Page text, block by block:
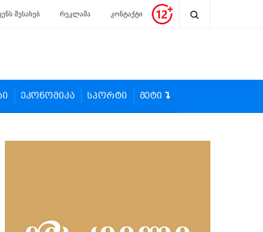
შესახებ რეკლამა კონტაქტი
ეკონომიკა სპორტი მეტი